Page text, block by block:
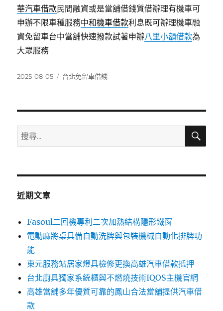
華汽車借款民間融資或是當舖借錢質借辦理有機車可
申辦不限車種服務中和機車借款利息既可辦理機車融
資免留車台中當舖快速撥款試著申辦八里小額借款為
大眾服務
發
2025-08-05
分
台北免留車借錢
搜
尋
鍵
搜
近期文章
Fasoul二回機專利二次加熱結構隱形鐵窗
電動麻將桌具備自動洗牌與包裝機械自動化排牌功
能
東元服務站居家燈具檢修更換高雄汽車借款抵押
台北廚具獨家系統櫃與不燃燒技術IQOS主機官網
高雄當舖多年優質可靠的鳳山合法當舖提供汽車借
款